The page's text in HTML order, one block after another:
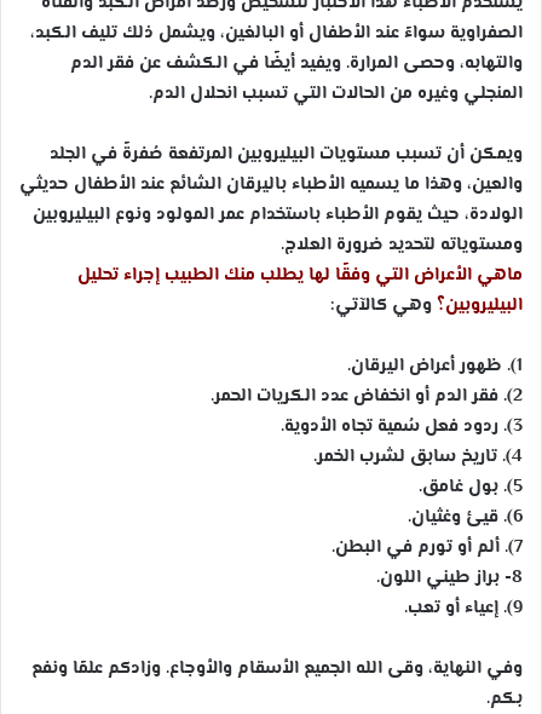
الصفراوية سواءً عند الأطفال أو البالغين، ويشمل ذلك تليف الكبد،
والتهابه، وحصى المرارة. ويفيد أيضًا في الكشف عن فقر الدم
المنجلي وغيره من الحالات التي تسبب انحلال الدم.
ويمكن أن تسبب مستويات البيليروبين المرتفعة صُفرةً في الجلد
والعين، وهذا ما يسميه الأطباء باليرقان الشائع عند الأطفال حديثي
الولادة، حيث يقوم الأطباء باستخدام عمر المولود ونوع البيليروبين
ومستوياته لتحديد ضرورة العلاج.
ماهي الأعراض التي وفقًا لها يطلب منك الطبيب إجراء تحليل
البيليروبين؟وهي كالآتي:
1). ظهور أعراض اليرقان.
2). فقر الدم أو انخفاض عدد الكريات الحمر.
3). ردود فعل سُمية تجاه الأدوية.
4). تاريخ سابق لشرب الخمر.
5). بول غامق.
6). قيئ وغثيان.
7). ألم أو تورم في البطن.
8- براز طيني اللون.
9). إعياء أو تعب.
وفي النهاية، وقى الله الجميع الأسقام والأوجاع. وزادكم علمًا ونفع
بكم.